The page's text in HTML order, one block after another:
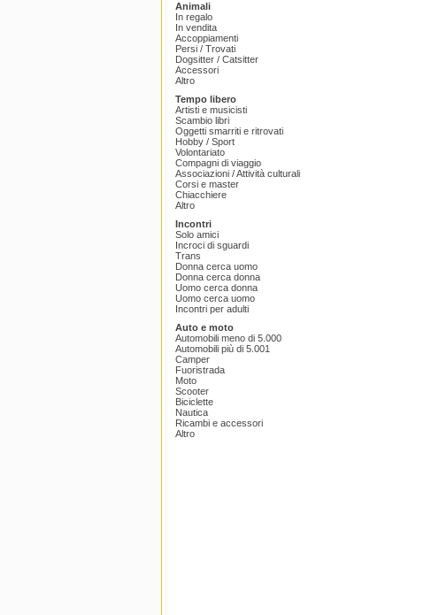
Animali
In regalo
In vendita
Accoppiamenti
Persi / Trovati
Dogsitter / Catsitter
Accessori
Altro
Tempo libero
Artisti e musicisti
Scambio libri
Oggetti smarriti e ritrovati
Hobby / Sport
Volontariato
Compagni di viaggio
Associazioni / Attività culturali
Corsi e master
Chiacchiere
Altro
Incontri
Solo amici
Incroci di sguardi
Trans
Donna cerca uomo
Donna cerca donna
Uomo cerca donna
Uomo cerca uomo
Incontri per adulti
Auto e moto
Automobili meno di 5.000
Automobili più di 5.001
Camper
Fuoristrada
Moto
Scooter
Biciclette
Nautica
Ricambi e accessori
Altro